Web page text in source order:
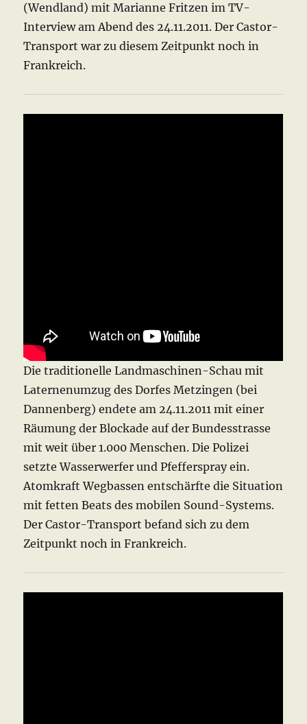
(Wendland) mit Marianne Fritzen im TV-
Interview am Abend des 24.11.2011. Der Castor-
Transport war zu diesem Zeitpunkt noch in
Frankreich.
Die traditionelle Landmaschinen-Schau mit
Laternenumzug des Dorfes Metzingen (bei
Dannenberg) endete am 24.11.2011 mit einer
Räumung der Blockade auf der Bundesstrasse
mit weit über 1.000 Menschen. Die Polizei
setzte Wasserwerfer und Pfefferspray ein.
Atomkraft Wegbassen entschärfte die Situation
mit fetten Beats des mobilen Sound-Systems.
Der Castor-Transport befand sich zu dem
Zeitpunkt noch in Frankreich.